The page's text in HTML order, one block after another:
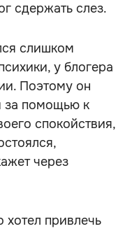
сдержать слез.
слишком
у блогера
Поэтому он
за помощью к
спокойствия,
через
хотел привлечь